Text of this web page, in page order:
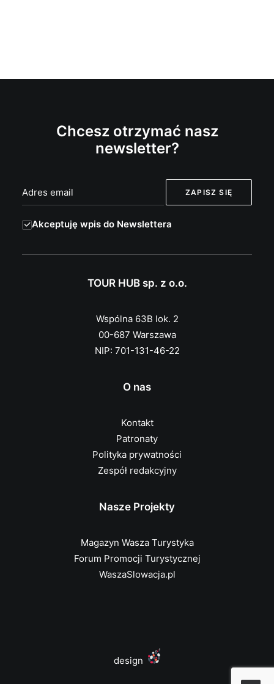
Chcesz otrzymać nasz
newsletter?
Akceptuję wpis do Newslettera
TOUR HUB sp. z o.o.
Wspólna 63B lok. 2
00-687 Warszawa
NIP: 701-131-46-22
O nas
Kontakt
Patronaty
Polityka prywatności
Zespół redakcyjny
Nasze Projekty
Magazyn Wasza Turystyka
Forum Promocji Turystycznej
WaszaSlowacja.pl
design